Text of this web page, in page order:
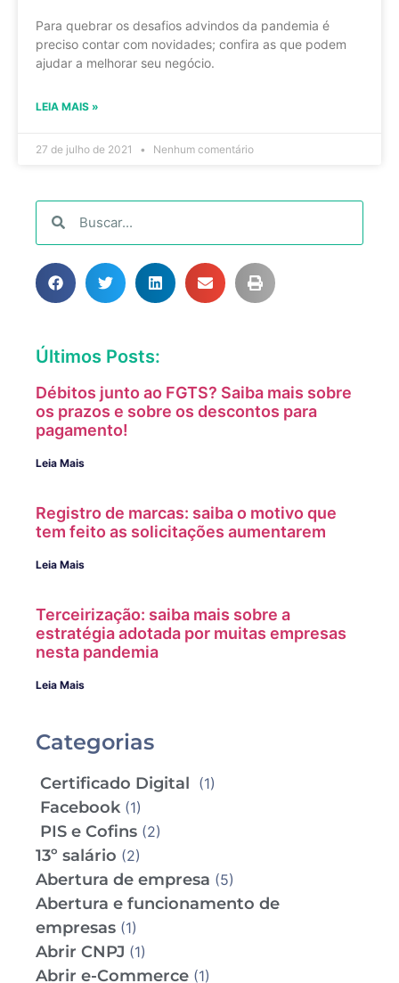
Para quebrar os desafios advindos da pandemia é
preciso contar com novidades; confira as que podem
ajudar a melhorar seu negócio.
LEIA MAIS »
27 de julho de 2021 Nenhum comentário
Últimos Posts:
Débitos junto ao FGTS? Saiba mais sobre
os prazos e sobre os descontos para
pagamento!
Leia Mais
Registro de marcas: saiba o motivo que
tem feito as solicitações aumentarem
Leia Mais
Terceirização: saiba mais sobre a
estratégia adotada por muitas empresas
nesta pandemia
Leia Mais
Categorias
Certificado Digital (1)
Facebook(1)
PIS e Cofins (2)
13º salário (2)
Abertura de empresa (5)
Abertura e funcionamento de
empresas (1)
Abrir CNPJ (1)
Abrir e-Commerce (1)